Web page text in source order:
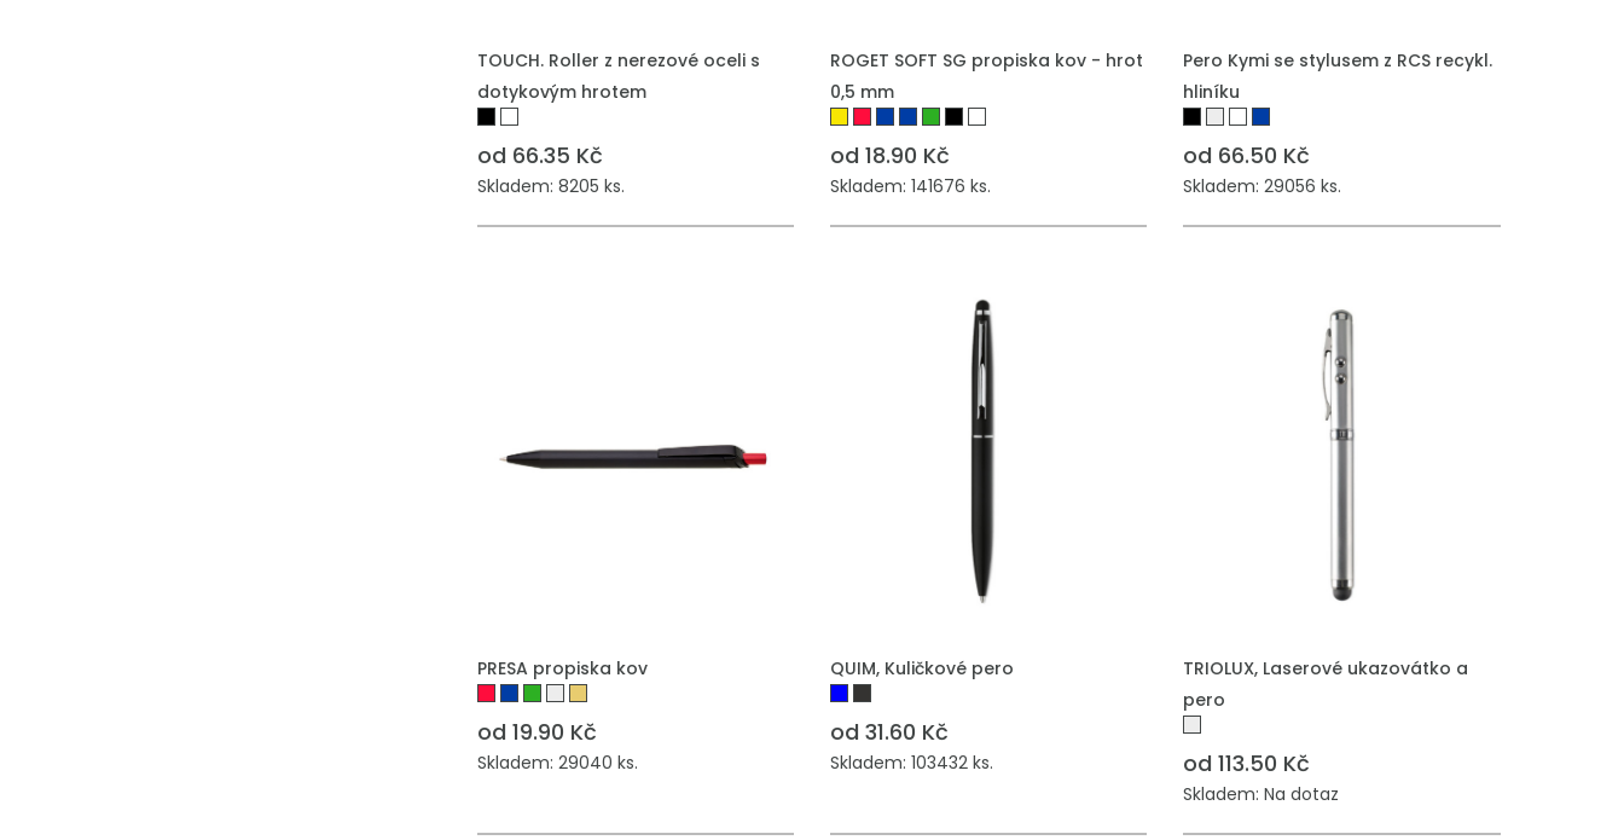
TOUCH. Roller z nerezové oceli s
dotykovým hrotem
od 66.35 Kč
Skladem: 8205 ks.
ROGET SOFT SG propiska kov - hrot
0,5 mm
od 18.90 Kč
Skladem: 141676 ks.
Pero Kymi se stylusem z RCS recykl.
hliníku
od 66.50 Kč
Skladem: 29056 ks.
PRESA propiska kov
od 19.90 Kč
Skladem: 29040 ks.
QUIM, Kuličkové pero
od 31.60 Kč
Skladem: 103432 ks.
TRIOLUX, Laserové ukazovátko a
pero
od 113.50 Kč
Skladem: Na dotaz